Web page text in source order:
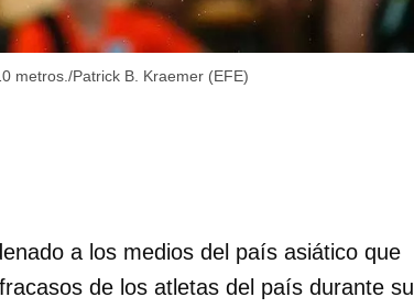
metros./Patrick B. Kraemer (EFE)
a los medios del país asiático que
de los atletas del país durante su